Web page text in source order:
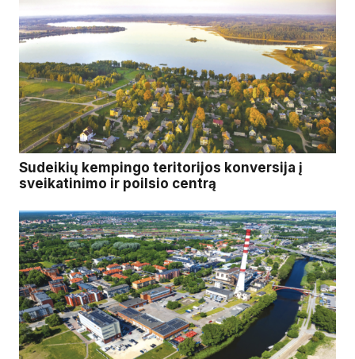
Sudeikių kempingo teritorijos konversija į
sveikatinimo ir poilsio centrą